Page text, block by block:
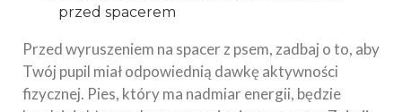
przed spacerem
Przed wyruszeniem na spacer z psem, zadbaj o to, aby
Twój pupil miał odpowiednią dawkę aktywności
fizycznej. Pies, który ma nadmiar energii, będzie